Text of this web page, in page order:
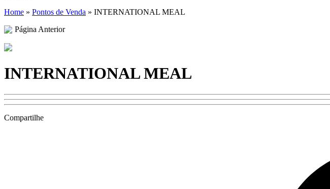
Home » Pontos de Venda » INTERNATIONAL MEAL
Página Anterior
INTERNATIONAL MEAL
Compartilhe